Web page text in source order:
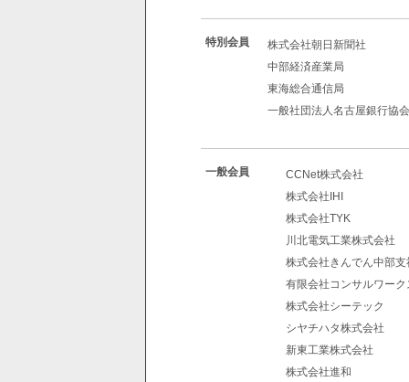
特別会員
株式会社朝日新聞社
中部経済産業局
東海総合通信局
一般社団法人名古屋銀行協会
一般会員
CCNet株式会社
株式会社IHI
株式会社TYK
川北電気工業株式会社
株式会社きんでん中部支
有限会社コンサルワーク
株式会社シーテック
シヤチハタ株式会社
新東工業株式会社
株式会社進和